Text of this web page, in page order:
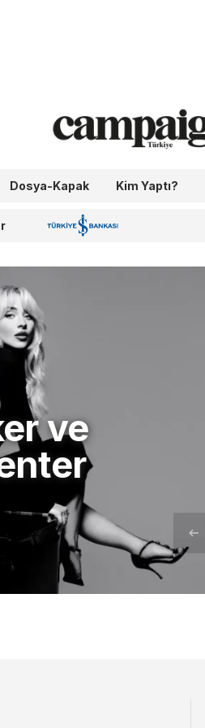
Dosya-Kapak Kim Yaptı?
İş Bankası 100.Yıl
ve